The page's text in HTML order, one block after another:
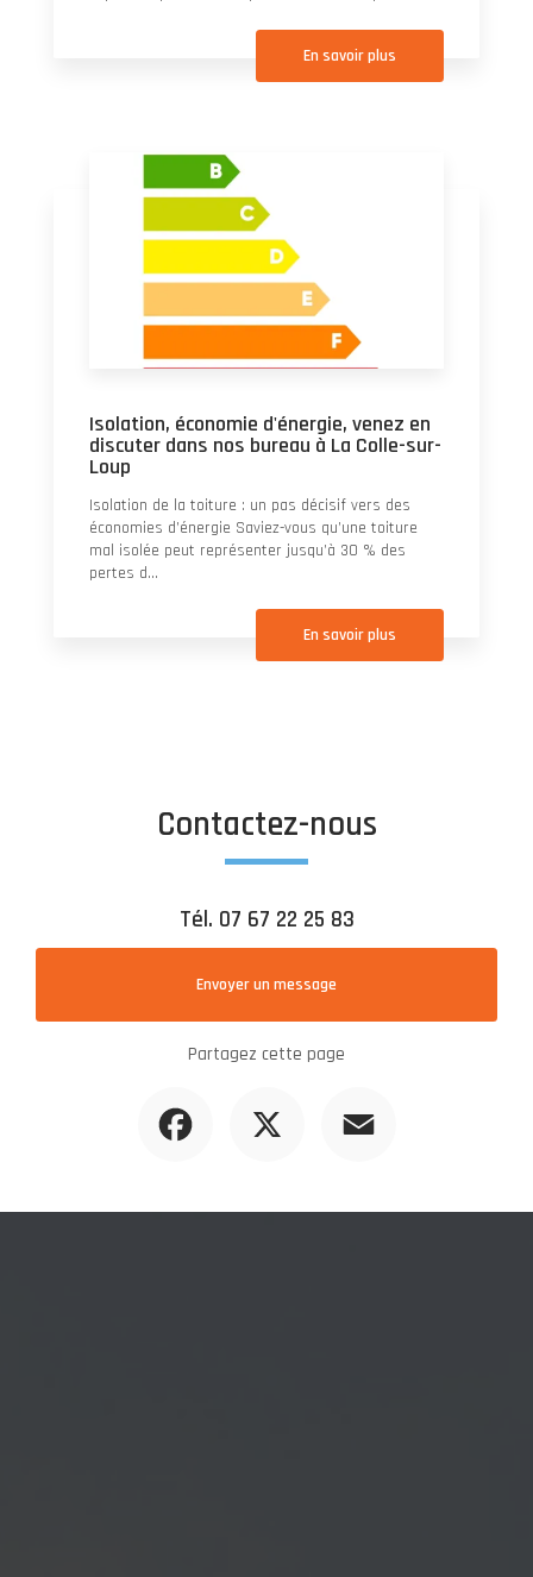
En savoir plus
Isolation, économie d'énergie, venez en
discuter dans nos bureau à La Colle-sur-
Loup
Isolation de la toiture : un pas décisif vers des
économies d’énergie Saviez-vous qu’une toiture
mal isolée peut représenter jusqu’à 30 % des
pertes d...
En savoir plus
Contactez-nous
Tél. 07 67 22 25 83
Envoyer un message
Partagez cette page